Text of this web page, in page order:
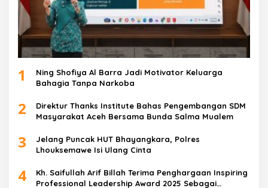
1
Ning Shofiya Al Barra Jadi Motivator Keluarga
Bahagia Tanpa Narkoba
2
Direktur Thanks Institute Bahas Pengembangan SDM
Masyarakat Aceh Bersama Bunda Salma Mualem
3
Jelang Puncak HUT Bhayangkara, Polres
Lhouksemawe Isi Ulang Cinta
4
Kh. Saifullah Arif Billah Terima Penghargaan Inspiring
Professional Leadership Award 2025 Sebagai